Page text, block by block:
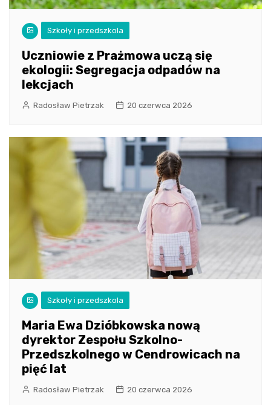
Szkoły i przedszkola
Uczniowie z Prażmowa uczą się
ekologii: Segregacja odpadów na
lekcjach
Radosław Pietrzak 20 czerwca 2026
Szkoły i przedszkola
Maria Ewa Dzióbkowska nową
dyrektor Zespołu Szkolno-
Przedszkolnego w Cendrowicach na
pięć lat
Radosław Pietrzak 20 czerwca 2026